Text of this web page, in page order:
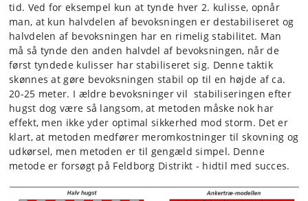
tid. Ved for eksempel kun at tynde hver 2. kulisse, opnår
man, at kun halvdelen af bevoksningen er destabiliseret og
halvdelen af bevoksningen har en rimelig stabilitet. Man
må så tynde den anden halvdel af bevoksningen, når de
først tyndede kulisser har stabiliseret sig. Denne taktik
skønnes at gøre bevoksningen stabil op til en højde af ca.
20-25 meter. I ældre bevoksninger vil stabiliseringen efter
hugst dog være så langsom, at metoden måske nok har
effekt, men ikke yder optimal sikkerhed mod storm. Det er
klart, at metoden medfører meromkostninger til skovning og
udkørsel, men metoden er til gengæld simpel. Denne
metode er forsøgt på Feldborg Distrikt - hidtil med succes.